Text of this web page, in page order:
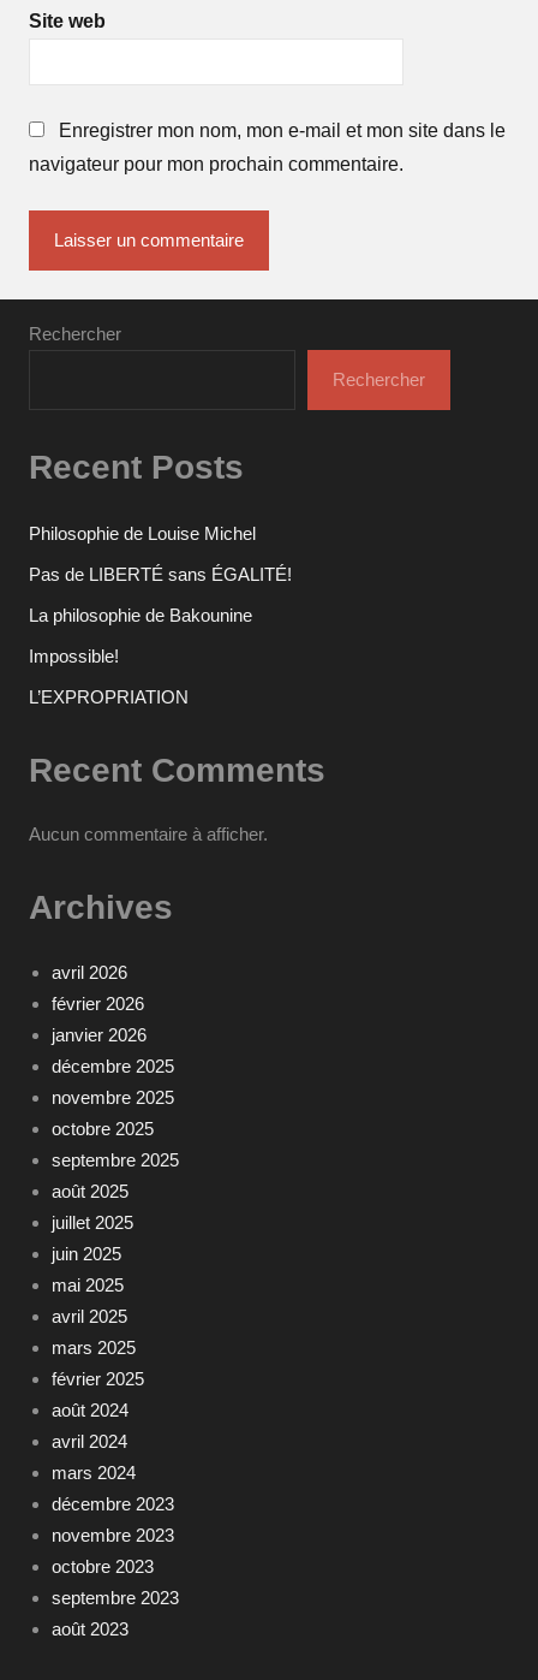
Site web
Enregistrer mon nom, mon e-mail et mon site dans le
navigateur pour mon prochain commentaire.
Rechercher
Rechercher
Recent Posts
Philosophie de Louise Michel
Pas de LIBERTÉ sans ÉGALITÉ!
La philosophie de Bakounine
Impossible!
L’EXPROPRIATION
Recent Comments
Aucun commentaire à afficher.
Archives
avril 2026
février 2026
janvier 2026
décembre 2025
novembre 2025
octobre 2025
septembre 2025
août 2025
juillet 2025
juin 2025
mai 2025
avril 2025
mars 2025
février 2025
août 2024
avril 2024
mars 2024
décembre 2023
novembre 2023
octobre 2023
septembre 2023
août 2023